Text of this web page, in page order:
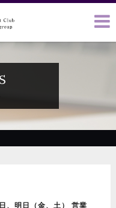
ナス、浪漫館で皆様の
、明日（金、土） 営業